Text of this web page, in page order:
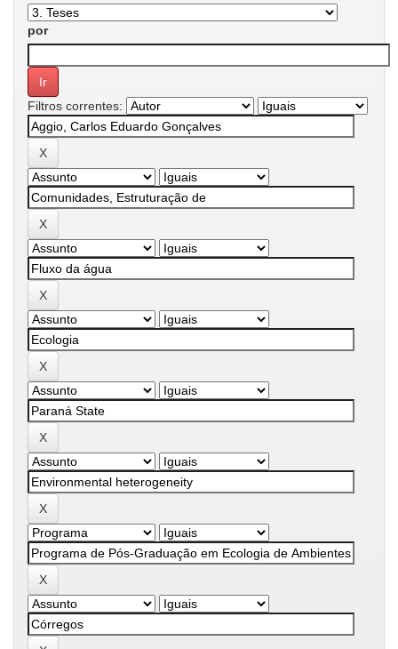
por
Filtros correntes: